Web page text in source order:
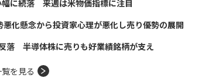
幅に続落 来週は米物価指標に注目
化懸念から投資家心理が悪化し売り優勢の展開
落 半導体株に売りも好業績銘柄が支え
を見る